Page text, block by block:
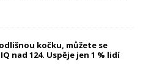
kočku, můžete se
nad 124. Uspěje jen 1 % lidí